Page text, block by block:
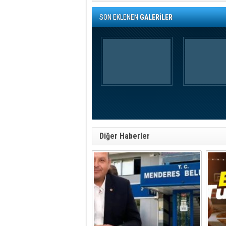
SON EKLENENGALERİLER
Diğer Haberler